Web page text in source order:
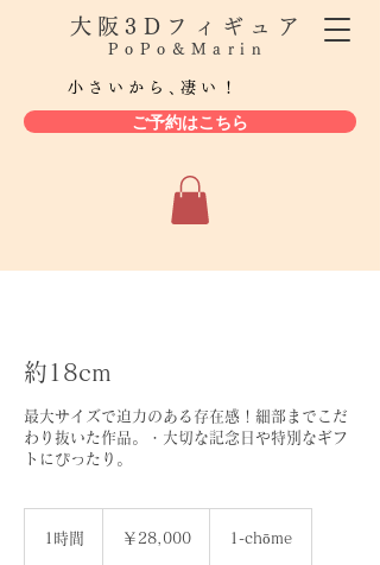
大阪3Dフィギュア
PoPo&Marin
小さいから､凄い！
ご予約はこちら
約18cm
最大サイズで迫力のある存在感！細部までこだ
わり抜いた作品。・大切な記念日や特別なギフ
トにぴったり。
1時間 ￥28,000 1-chōme